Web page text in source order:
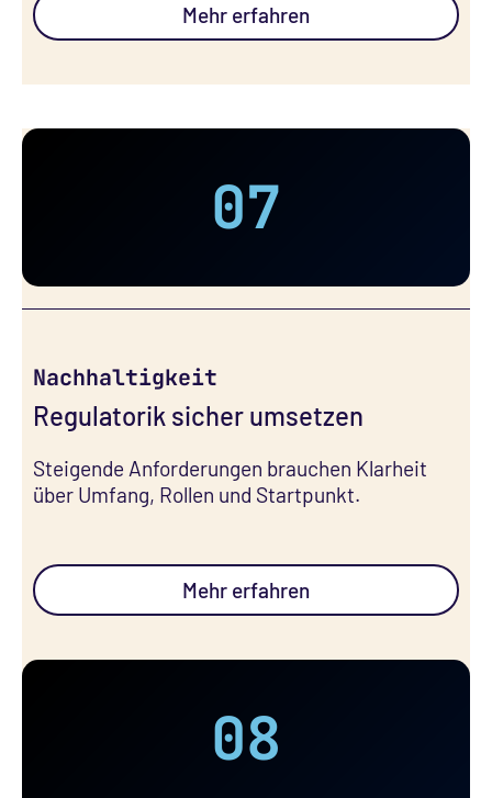
Mehr erfahren
07
Nachhaltigkeit
Regulatorik sicher umsetzen
Steigende Anforderungen brauchen Klarheit
über Umfang, Rollen und Startpunkt.
Mehr erfahren
08